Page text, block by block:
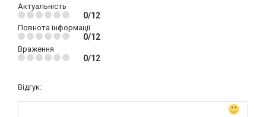
Актуальність
0/12
Повнота інформації
0/12
Враження
0/12
Відгук: